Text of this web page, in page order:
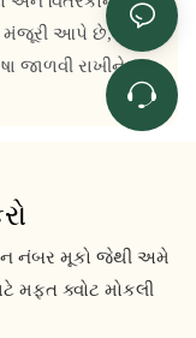
મંજૂરી આપે છે, જે
જાળવી રાખીને
નંબર મૂકો જેથી અમે
મફત ક્વોટ મોકલી